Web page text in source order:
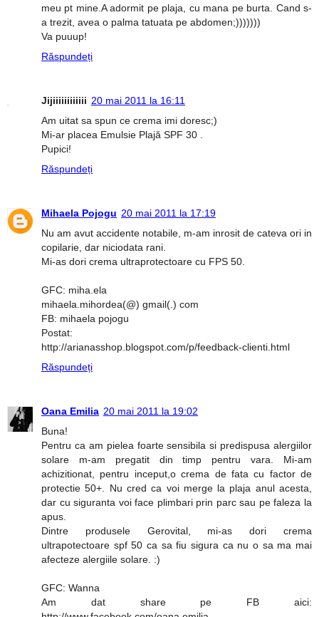
meu pt mine.A adormit pe plaja, cu mana pe burta. Cand s-
a trezit, avea o palma tatuata pe abdomen;)))))))
Va puuup!
Răspundeți
Jijiiiiiiiiiiii 20 mai 2011 la 16:11
Am uitat sa spun ce crema imi doresc;)
Mi-ar placea Emulsie Plajă SPF 30 .
Pupici!
Răspundeți
Mihaela Pojogu 20 mai 2011 la 17:19
Nu am avut accidente notabile, m-am inrosit de cateva ori in
copilarie, dar niciodata rani.
Mi-as dori crema ultraprotectoare cu FPS 50.
GFC: miha.ela
mihaela.mihordea(@) gmail(.) com
FB: mihaela pojogu
Postat:
http://arianasshop.blogspot.com/p/feedback-clienti.html
Răspundeți
Oana Emilia 20 mai 2011 la 19:02
Buna!
Pentru ca am pielea foarte sensibila si predispusa alergiilor
solare m-am pregatit din timp pentru vara. Mi-am
achizitionat, pentru inceput,o crema de fata cu factor de
protectie 50+. Nu cred ca voi merge la plaja anul acesta,
dar cu siguranta voi face plimbari prin parc sau pe faleza la
apus.
Dintre produsele Gerovital, mi-as dori crema
ultrapotectoare spf 50 ca sa fiu sigura ca nu o sa ma mai
afecteze alergiile solare. :)
GFC: Wanna
Am dat share pe FB aici: